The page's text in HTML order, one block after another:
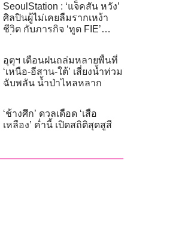
SeoulStation : ‘แจ็คสัน หวัง’
ศิลปินผู้ไม่เคยลืมรากเหง้า
ชีวิต กับภารกิจ ‘ทูต FIE’
อุตุฯ เตือนฝนถล่มหลายพื้นที่
‘เหนือ-อีสาน-ใต้’ เสี่ยงน้ำท่วม
ฉับพลัน น้ำป่าไหลหลาก
‘ช้างศึก’ ดวลเดือด ‘เสือ
เหลือง’ ค่ำนี้ เปิดสถิติสุดสูสี